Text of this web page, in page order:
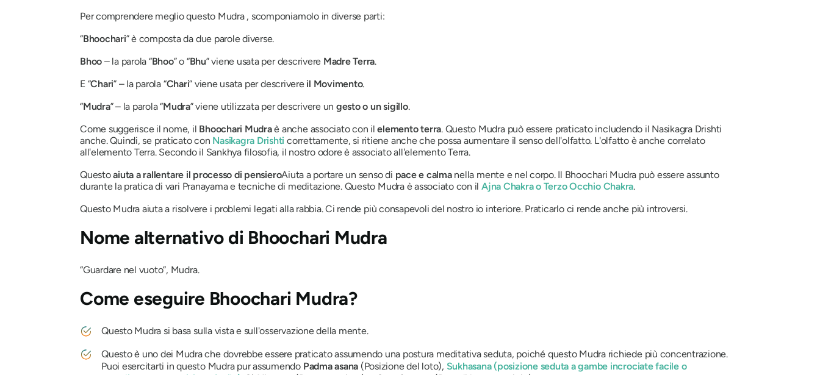
Per comprendere meglio questo Mudra, scomponiamolo in diverse parti:
“Bhoochari” è composta da due parole diverse.
Bhoo – la parola “Bhoo” o “Bhu” viene usata per descrivere Madre Terra.
E “Chari” – la parola “Chari” viene usata per descrivere il Movimento.
“Mudra”– la parola “Mudra” viene utilizzata per descrivere un gesto o un sigillo.
Come suggerisce il nome, il Bhoochari Mudraè anche associato con ilelemento terra. Questo Mudrapuò essere praticato includendo il Nasikagra Drishti
anche. Quindi, se praticato con Nasikagra Drishti correttamente, si ritiene anche che possa aumentare il senso dell'olfatto. L'olfatto è anche correlato
all'elemento Terra. Secondo il Sankhyafilosofia, il nostro odore è associato all'elemento Terra.
Questoaiuta a rallentare il processo di pensieroAiuta a portare un senso di pace e calmanella mente e nel corpo. Il Bhoochari Mudra può essere assunto
durante la pratica di vari Pranayamae tecniche di meditazione. Questo Mudraè associato con il Ajna Chakrao Terzo Occhio Chakra.
Questo Mudra aiuta a risolvere i problemi legati alla rabbia. Ci rende più consapevoli del nostro io interiore. Praticarlo ci rende anche più introversi.
Nome alternativo di Bhoochari Mudra
“Guardare nel vuoto”, Mudra.
Come eseguire Bhoochari Mudra?
Questo Mudra si basa sulla vista e sull'osservazione della mente.
Questo è uno dei Mudrache dovrebbe essere praticato assumendo una postura meditativa seduta, poiché questo Mudrarichiede più concentrazione.
Puoi esercitarti in questo Mudrapur assumendo Padma asana (Posizione del loto), Sukhasana(posizione seduta a gambe incrociate facile o